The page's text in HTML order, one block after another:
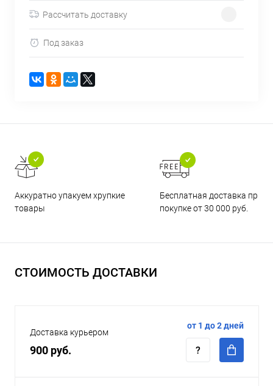
Рассчитать доставку
Под заказ
Аккуратно упакуем хрупкие
товары
Бесплатная доставка при
покупке от 30 000 руб.
СТОИМОСТЬ ДОСТАВКИ
Доставка курьером
900 руб.
от 1 до 2 дней